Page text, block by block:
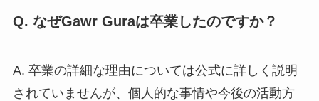
Q. なぜGawr Guraは卒業したのですか？
A. 卒業の詳細な理由については公式に詳しく説明
されていませんが、個人的な事情や今後の活動方